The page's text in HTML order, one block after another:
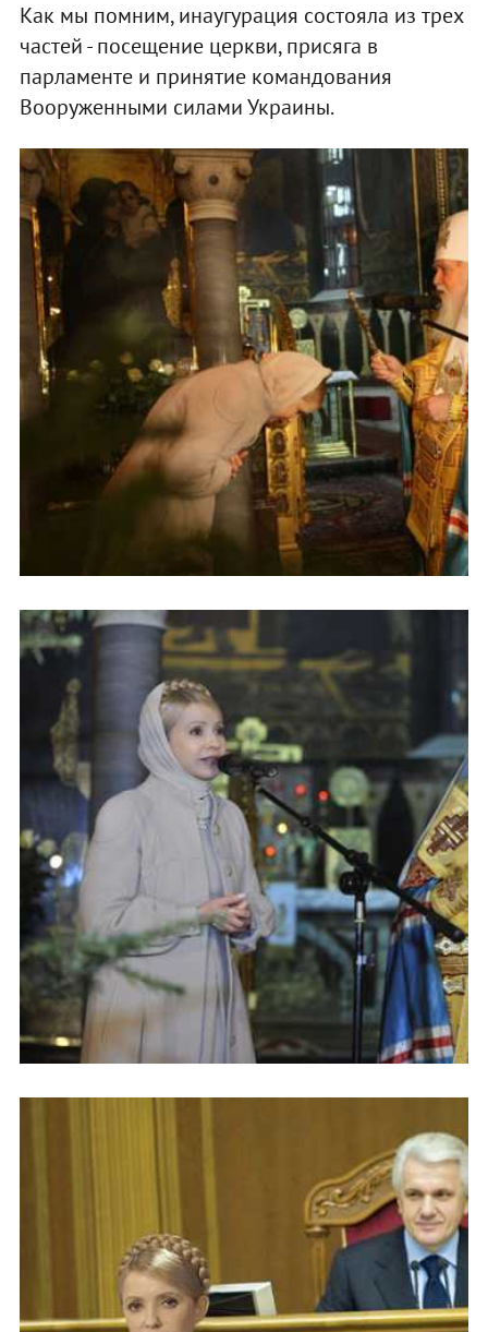
Как мы помним, инаугурация состояла из трех
частей - посещение церкви, присяга в
парламенте и принятие командования
Вооруженными силами Украины.